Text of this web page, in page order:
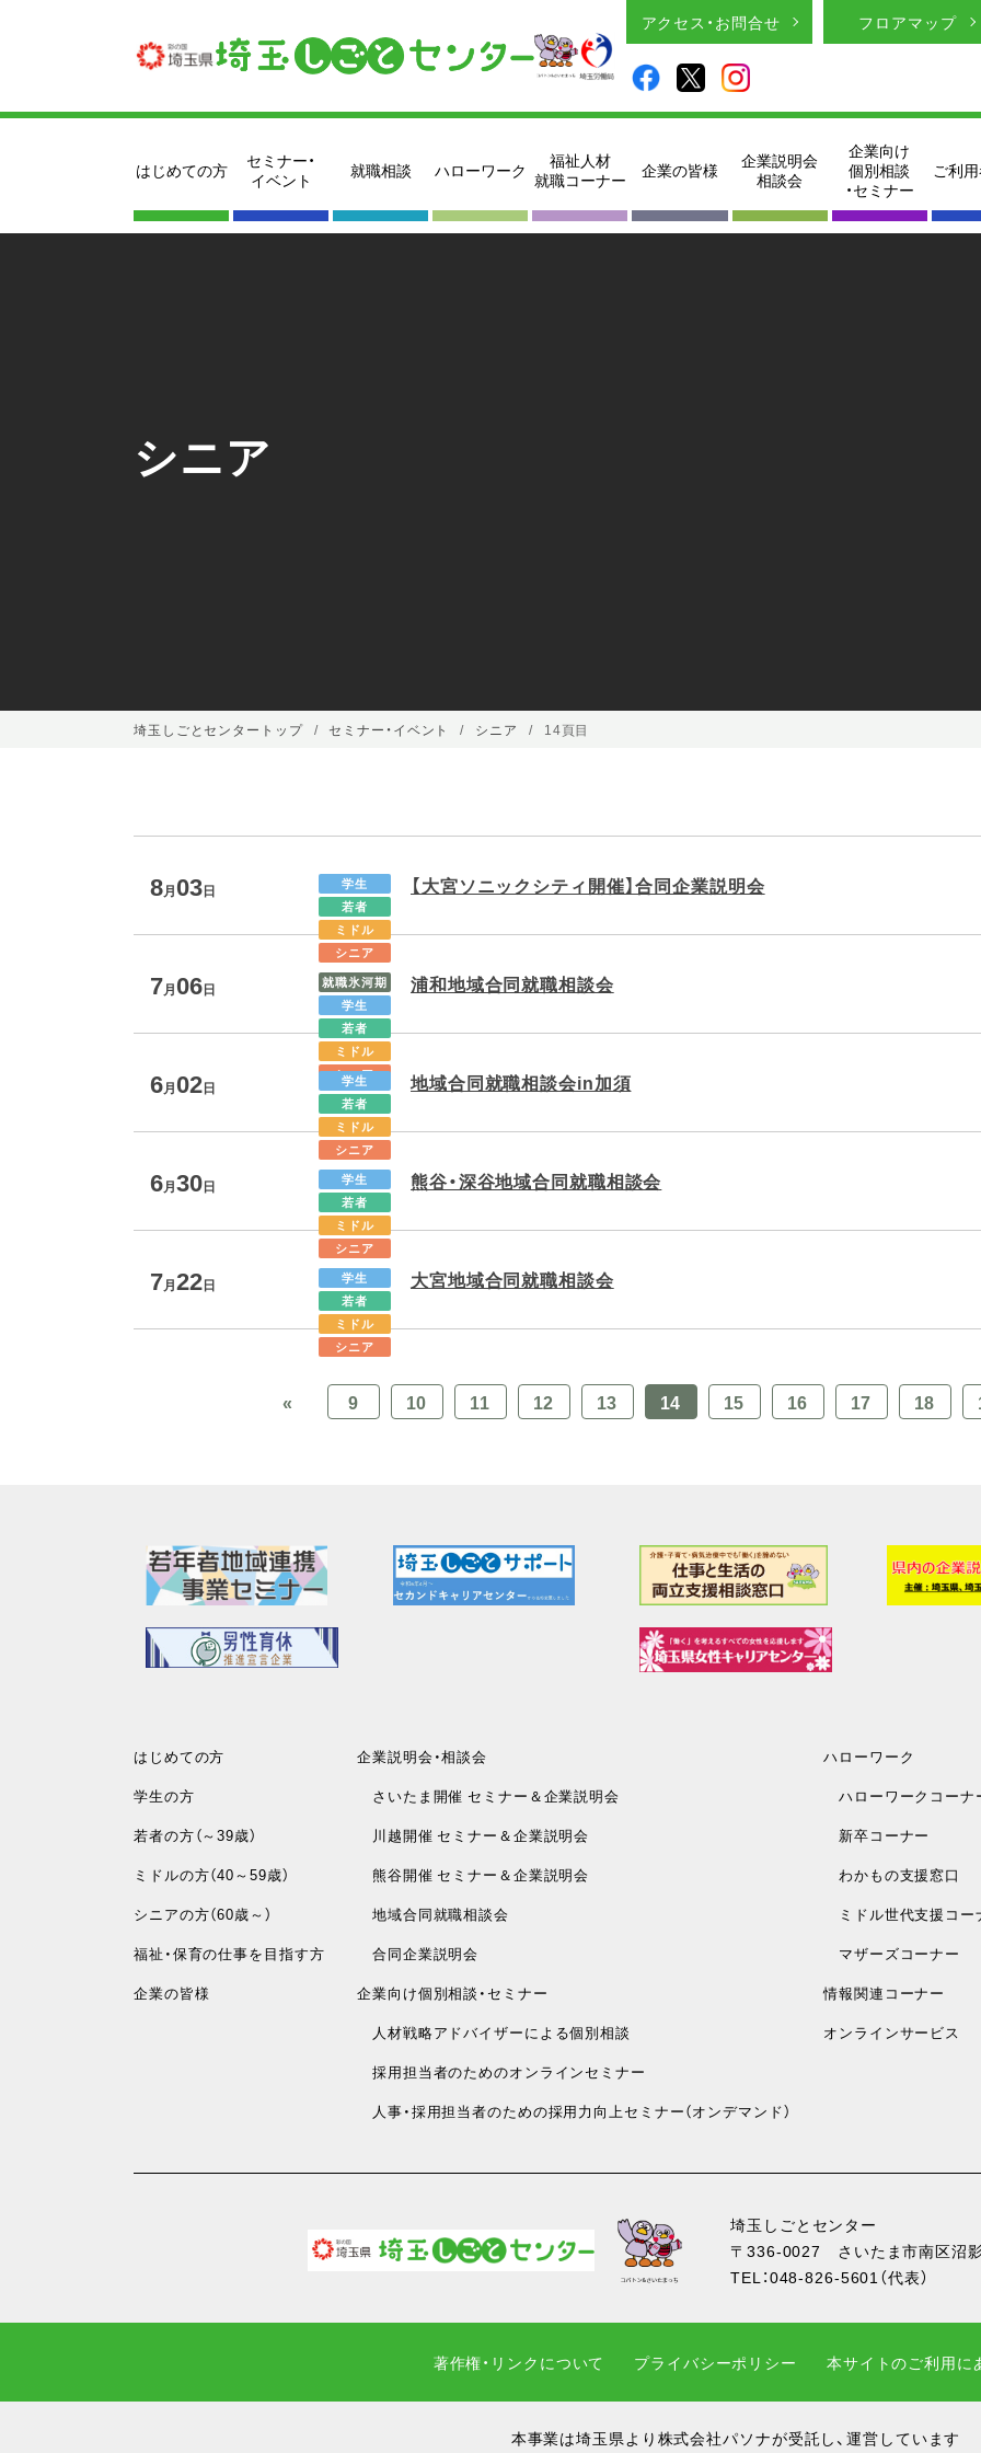
アクセス・お問合せ フロアマップ
はじめての方
セミナー・
イベント
就職相談 ハローワーク
福祉人材
就職コーナー
企業の皆様
企業説明会
相談会
企業向け
個別相談
・セミナー
ご利
シニア
埼玉しごとセンタートップ セミナー・イベント シニア 14頁目
8月03日 【大宮ソニックシティ開催】合同企業説明会
学生
若者
ミドル
シニア
7月06日 浦和地域合同就職相談会
就職氷河期
学生
若者
ミドル
シニア
6月02日 地域合同就職相談会in加須
学生
若者
ミドル
シニア
6月30日 熊谷・深谷地域合同就職相談会
学生
若者
ミドル
シニア
7月22日 大宮地域合同就職相談会
学生
若者
ミドル
シニア
« 9 10 11 12 13 14 15 16 17 18
はじめての方
学生の方
若者の方（～39歳）
ミドルの方（40～59歳）
シニアの方（60歳～）
福祉・保育の仕事を目指す方
企業の皆様
企業説明会・相談会
さいたま開催 セミナー＆企業説明会
川越開催 セミナー＆企業説明会
熊谷開催 セミナー＆企業説明会
地域合同就職相談会
合同企業説明会
企業向け個別相談・セミナー
人材戦略アドバイザーによる個別相談
採用担当者のためのオンラインセミナー
人事・採用担当者のための採用力向上セミナー（オンデマンド）
ハローワーク
ハローワークコーナ
新卒コーナー
わかもの支援窓口
ミドル世代支援コー
マザーズコーナー
情報関連コーナー
オンラインサービス
埼玉しごとセンター
〒336-0027 さいたま市南区沼
TEL：048-826-5601（代表）
著作権・リンクについて プライバシーポリシー 本サイトのご利用に
本事業は埼玉県より株式会社パソナが受託し、運営しています